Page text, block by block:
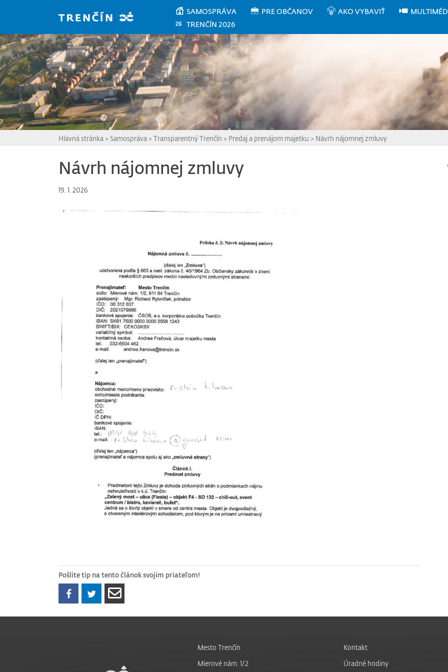
SAMOSPRÁVA PRE OBČANOV AKO VYBAVIŤ
TRENČÍN 2026
Hlavná stránka > Samospráva > Transparentný Trenčín > Predaj a prenájom majetku > Návrh nájomnej zmluvy
Návrh nájomnej zmluvy
19. 1. 2026
Pošlite tip na tento článok svojim priateľom!
Mesto Trenčín
Mierové nám. 1/2
Kontakt
Úradné hodiny